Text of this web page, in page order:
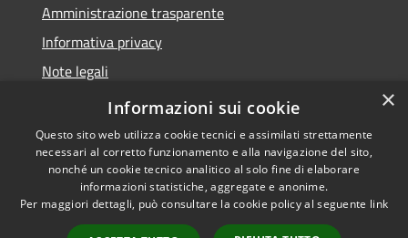
Amministrazione trasparente
Informativa privacy
Note legali
Dichiarazione di accessibilità
Accessibilità
Copyright © 2026 • Comune di
San Teodoro • Powered by
×
Informazioni sui cookie
Questo sito web utilizza cookie tecnici e assimilati strettamente
necessari al corretto funzionamento e alla navigazione del sito,
nonché un cookie tecnico analitico al solo fine di elaborare
informazioni statistiche, aggregate e anonime.
Per maggiori dettagli, può consultare la cookie policy al seguente link